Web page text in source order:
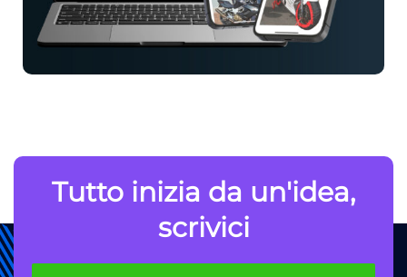
Tutto inizia da un'idea,
scrivici